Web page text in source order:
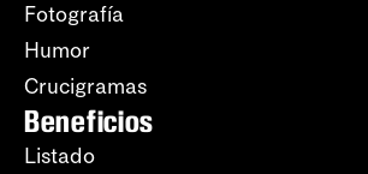
Fotografía
Humor
Crucigramas
Beneficios
Listado